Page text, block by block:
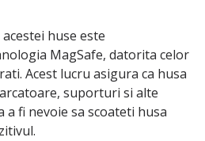
huse este
MagSafe, datorita celor
Acest lucru asigura ca husa
suporturi si alte
a fi nevoie sa scoateti husa